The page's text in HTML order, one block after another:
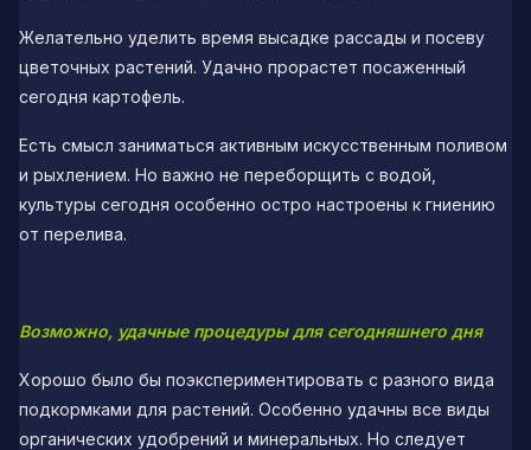
Желательно уделить время высадке рассады и посеву
цветочных растений. Удачно прорастет посаженный
сегодня картофель.
Есть смысл заниматься активным искусственным поливом
и рыхлением. Но важно не переборщить с водой,
культуры сегодня особенно остро настроены к гниению
от перелива.
Возможно, удачные процедуры для сегодняшнего дня
Хорошо было бы поэкспериментировать с разного вида
подкормками для растений. Особенно удачны все виды
органических удобрений и минеральных. Но следует